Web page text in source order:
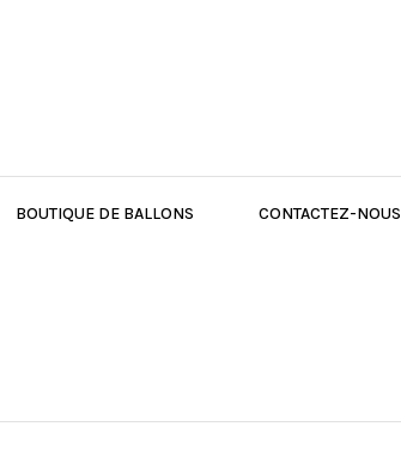
BOUTIQUE DE BALLONS CONTACTEZ-NOUS